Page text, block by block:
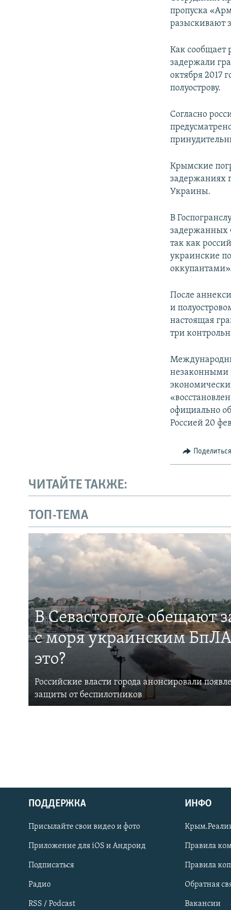
Українською
Qırımtatar
ПРИСОЕДИНЯЙТЕСЬ!
пропуска
разыскивают
Как сообщает
задержали
октября 2017
полуострову.
Согласно
Крымские
задержаниях
Украины.
В
задержанных
так как
украинские
После
и
настоящая
три
незаконными
официально
Россией 20
Поделиться
ЧИТАЙТЕ ТАКЖЕ:
ТОП-ТЕМА
В Севастополе обещают
с моря украинским
это?
Российские власти города анонсировали
защиты от беспилотников
ПОДДЕРЖКА
Присылайте свои видео и фото
Приложение для iOS и Андроид
Подписаться
Радио
RSS / Podcast
ИНФО
Правила
Правила
Обратная
Вакансии